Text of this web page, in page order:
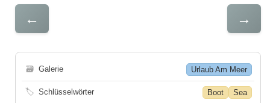
← →
🗃 Galerie Urlaub Am Meer
🏷 Schlüsselwörter Boot Sea